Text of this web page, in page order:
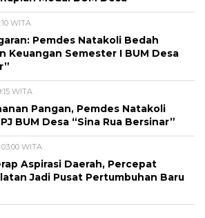
WITA
Pemdes Natakoli Bedah
Keuangan Semester I BUM Desa
WITA
Pangan, Pemdes Natakoli
BUM Desa “Sina Rua Bersinar”
WITA
Aspirasi Daerah, Percepat
Jadi Pusat Pertumbuhan Baru